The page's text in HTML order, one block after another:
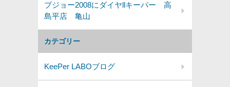
カテゴリー
KeePer LABOブログ
プジョー2008にダイヤllキーパー 高
島平店 亀山